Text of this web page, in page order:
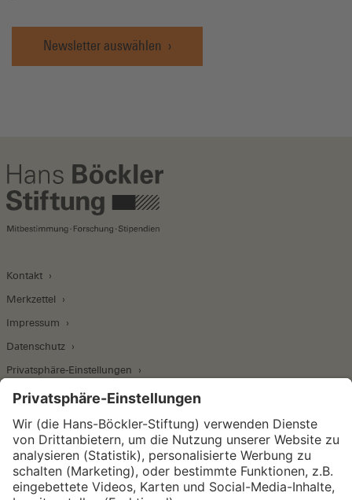
Newsletter auswählen
Kontakt
Merkzettel
Impressum
Datenschutz
Privatsphäre-Einstellungen
Wirtschafts- und Sozialwissenschaftliches Institut
Institut für Makroökonomie und